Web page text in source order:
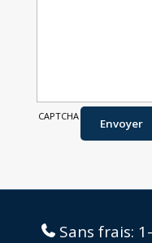
CAPTCHA
Envoyer
Sans frais: